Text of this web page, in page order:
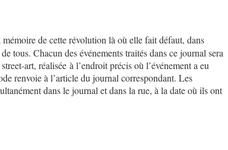
de cette révolution là où elle fait défaut, dans
tous. Chacun des événements traités dans ce journal sera
art, réalisée à l’endroit précis où l’événement a eu
renvoie à l’article du journal correspondant. Les
dans le journal et dans la rue, à la date où ils ont